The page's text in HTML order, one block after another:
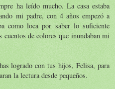
ha leído mucho. La casa estaba
mi padre, con 4 años empezó a
como loca por saber lo suficiente
de colores que inundaban mi
logrado con tus hijos, Felisa, para
la lectura desde pequeños.